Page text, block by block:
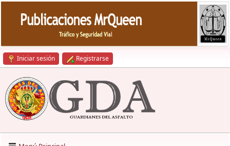
Iniciar sesión Registrarse